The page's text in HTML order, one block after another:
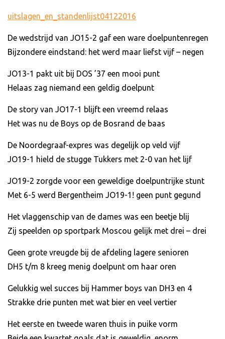
uitslagen_en_standenlijst04122016
De wedstrijd van JO15-2 gaf een ware doelpuntenregen
Bijzondere eindstand: het werd maar liefst vijf – negen
JO13-1 pakt uit bij DOS ’37 een mooi punt
Helaas zag niemand een geldig doelpunt
De story van JO17-1 blijft een vreemd relaas
Het was nu de Boys op de Bosrand de baas
De Noordegraaf-expres was degelijk op veld vijf
JO19-1 hield de stugge Tukkers met 2-0 van het lijf
JO19-2 zorgde voor een geweldige doelpuntrijke stunt
Met 6-5 werd Bergentheim JO19-1! geen punt gegund
Het vlaggenschip van de dames was een beetje blij
Zij speelden op sportpark Moscou gelijk met drei – drei
Geen grote vreugde bij de afdeling lagere senioren
DH5 t/m 8 kreeg menig doelpunt om haar oren
Gelukkig wel succes bij Hammer boys van DH3 en 4
Strakke drie punten met wat bier en veel vertier
Het eerste en tweede waren thuis in puike vorm